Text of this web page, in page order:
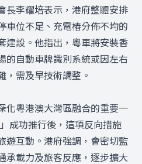
長李耀培表示，港府整體安排
車位不足、充電樁分佈不均的
建設。他指出，粵車將安裝香
的自動車牌識別系統或因左右
，需及早技術調整。
化粵港澳大灣區融合的重要一
成功推行後，這項反向措施
遊互動。港府強調，會密切監
承載力及旅客反應，逐步擴大